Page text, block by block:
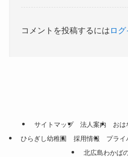
コメントを投稿するには ロ
サイトマップ 法人案内
おは
ひらぎし幼稚園
採用情報 プライ
北広島わかば